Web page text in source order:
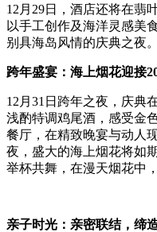
12月29日，酒店还将在翡
以手工创作及海洋灵感美
别具海岛风情的庆典之夜。
跨年盛宴：海上烟花迎接
12月31日跨年之夜，庆典
浅酌特调鸡尾酒，感受金
餐厅，在精致晚宴与动人
夜，盛大的海上烟花将如
举杯共舞，在漫天烟花中
亲子时光：亲密联结，缔